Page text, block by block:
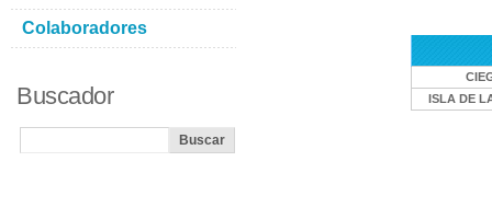
ISLA DE
Colaboradores
Buscador